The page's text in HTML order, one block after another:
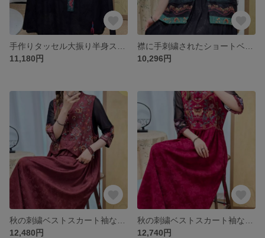
11,180円
10,296円
12,480円
12,740円